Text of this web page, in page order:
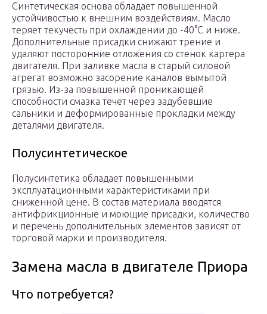
Синтетическая основа обладает повышенной
устойчивостью к внешним воздействиям. Масло
теряет текучесть при охлаждении до -40°С и ниже.
Дополнительные присадки снижают трение и
удаляют посторонние отложения со стенок картера
двигателя. При заливке масла в старый силовой
агрегат возможно засорение каналов вымытой
грязью. Из-за повышенной проникающей
способности смазка течет через задубевшие
сальники и деформированные прокладки между
деталями двигателя.
Полусинтетическое
Полусинтетика обладает повышенными
эксплуатационными характеристиками при
сниженной цене. В состав материала вводятся
антифрикционные и моющие присадки, количество
и перечень дополнительных элементов зависят от
торговой марки и производителя.
Замена масла в двигателе Приора
Что потребуется?